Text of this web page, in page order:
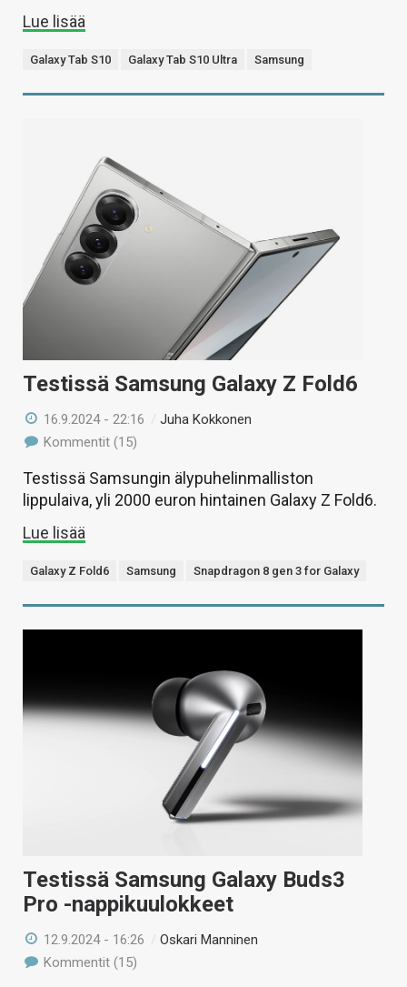
Lue lisää
Galaxy Tab S10 Galaxy Tab S10 Ultra Samsung
Testissä Samsung Galaxy Z Fold6
16.9.2024 - 22:16 /Juha Kokkonen
Kommentit (15)
Testissä Samsungin älypuhelinmalliston
lippulaiva, yli 2000 euron hintainen Galaxy Z Fold6.
Lue lisää
Galaxy Z Fold6 Samsung Snapdragon 8 gen 3 for Galaxy
Testissä Samsung Galaxy Buds3
Pro -nappikuulokkeet
12.9.2024 - 16:26 /Oskari Manninen
Kommentit (15)